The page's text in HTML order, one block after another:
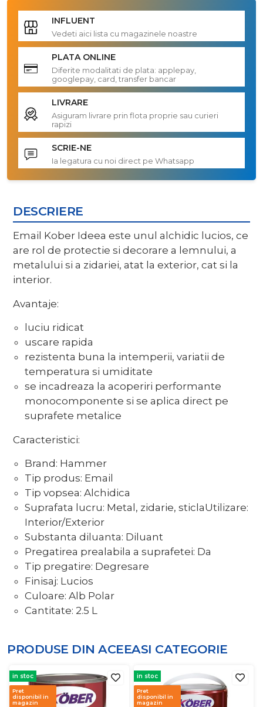
INFLUENT
Vedeti aici lista cu magazinele noastre
PLATA ONLINE
Diferite modalitati de plata: applepay,
googlepay, card, transfer bancar
LIVRARE
Asiguram livrare prin flota proprie sau curieri
rapizi
SCRIE-NE
Ia legatura cu noi direct pe Whatsapp
DESCRIERE
Email Kober Ideea este unul alchidic lucios, ce
are rol de protectie si decorare a lemnului, a
metalului si a zidariei, atat la exterior, cat si la
interior.
Avantaje:
luciu ridicat
uscare rapida
rezistenta buna la intemperii, variatii de
temperatura si umiditate
se incadreaza la acoperiri performante
monocomponente si se aplica direct pe
suprafete metalice
Caracteristici:
Brand: Hammer
Tip produs: Email
Tip vopsea: Alchidica
Suprafata lucru: Metal, zidarie, sticlaUtilizare:
Interior/Exterior
Substanta diluanta: Diluant
Pregatirea prealabila a suprafetei: Da
Tip pregatire: Degresare
Finisaj: Lucios
Culoare: Alb Polar
Cantitate: 2.5 L
PRODUSE DIN ACEEASI CATEGORIE
in stoc
Pret
disponibil in
magazin
in stoc
Pret
disponibil in
magazin